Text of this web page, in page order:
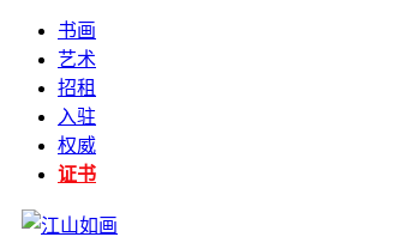
书画
艺术
招租
入驻
权威
证书